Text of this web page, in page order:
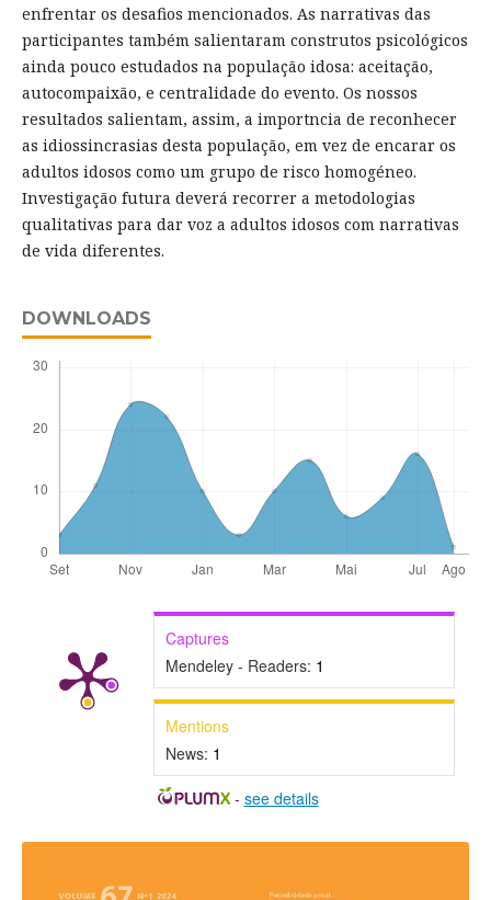
enfrentar os desafios mencionados. As narrativas das
participantes também salientaram construtos psicológicos
ainda pouco estudados na população idosa: aceitação,
autocompaixão, e centralidade do evento. Os nossos
resultados salientam, assim, a importncia de reconhecer
as idiossincrasias desta população, em vez de encarar os
adultos idosos como um grupo de risco homogéneo.
Investigação futura deverá recorrer a metodologias
qualitativas para dar voz a adultos idosos com narrativas
de vida diferentes.
DOWNLOADS
Captures
Mendeley - Readers: 1
Mentions
News: 1
- see details